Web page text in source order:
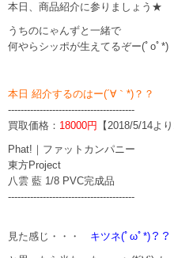
本日、商品紹介に参りましょう★
うちのにゃんずと一緒で
何やらシッポが生えてるぞー(ﾟoﾟ*)
本日 紹介するのはー(´∀｀*)？？
----------------------------------------
買取価格： 18000円
【2018/5/14よ
Phat!｜ファットカンパニー
東方Project
八雲 藍 1/8 PVC完成品
----------------------------------------
見た感じ・・・ キツネ(ﾟωﾟ*)？？